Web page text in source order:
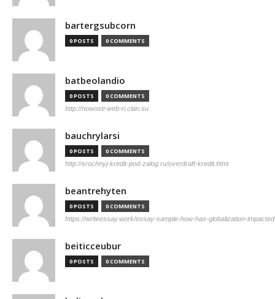
bartergsubcorn
0 POSTS 0 COMMENTS
batbeolandio
0 POSTS 0 COMMENTS
http://nowosti-web-ri.clan.su
bauchrylarsi
0 POSTS 0 COMMENTS
http://srochnyj-kredit-pod-zalog.ru/overdraft-kredit.html
beantrehyten
0 POSTS 0 COMMENTS
https://writeessay.work/essay-sample-how-has-globalization-
beiticceubur
0 POSTS 0 COMMENTS